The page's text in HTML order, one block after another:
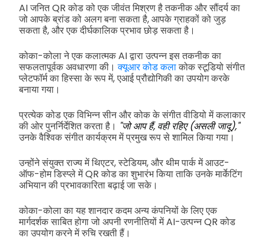
AI जनित QR कोड को एक जीवंत मिश्रण है तकनीक और सौंदर्य का
जो आपके ब्रांड को अलग बना सकता है, आपके ग्राहकों को जुड़
सकता है, और एक दीर्घकालिक प्रभाव छोड़ सकता है।
कोका-कोला ने एक कलात्मक AI द्वारा उत्पन्न इस तकनीक का
सफलतापूर्वक अवधारणा की।क्यूआर कोड कलाकोक स्टूडियो संगीत
प्लेटफॉर्म का हिस्सा के रूप में, एआई प्रौद्योगिकी का उपयोग करके
बनाया गया।
प्रत्येक कोड एक विभिन्न सीन और कोक के संगीत वीडियो में कलाकार
की ओर पुनर्निर्देशित करता है। "जो आप हैं, वही रहिए (असली जादू),"
उनके वैश्विक संगीत कार्यक्रम में प्रमुख रूप से शामिल किया गया।
उन्होंने संयुक्त राज्य में थिएटर, स्टेडियम, और थीम पार्क में आउट-
ऑफ-होम डिस्प्ले में QR कोड का शुभारंभ किया ताकि उनके मार्केटिंग
अभियान की प्रभावकारिता बढ़ाई जा सके।
कोका-कोला का यह शानदार कदम अन्य कंपनियों के लिए एक
मार्गदर्शक साबित होगा जो अपनी रणनीतियों में AI-उत्पन्न QR कोड
का उपयोग करने में रुचि रखती हैं।